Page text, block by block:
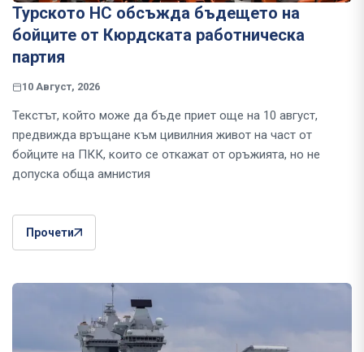
Турското НС обсъжда бъдещето на
бойците от Кюрдската работническа
партия
10 Август, 2026
Текстът, който може да бъде приет още на 10 август,
предвижда връщане към цивилния живот на част от
бойците на ПКК, които се откажат от оръжията, но не
допуска обща амнистия
Прочети